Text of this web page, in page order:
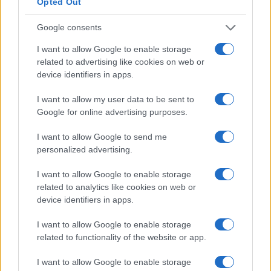
Google consents
I want to allow Google to enable storage
related to advertising like cookies on web or
device identifiers in apps.
I want to allow my user data to be sent to
Google for online advertising purposes.
I want to allow Google to send me
personalized advertising.
I want to allow Google to enable storage
related to analytics like cookies on web or
device identifiers in apps.
I want to allow Google to enable storage
related to functionality of the website or app.
I want to allow Google to enable storage
cameriere / cameriera in Svezia guadagnano in
media il 4% in meno rispetto alle loro controparti
donne.
Femmina + 5% 15.100 SEK
L’aumento e la diminuzione percentuali sono relativi al
valore precedente
Confronto salariale per sesso in Svezia per
tutte le carriere
Percentuale media di incremento
salariale annuo cameriere / cameriera in
Svezia